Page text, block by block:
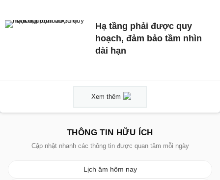
Hạ tầng phải được quy
hoạch, đảm bảo tầm nhìn
dài hạn
Xem thêm
THÔNG TIN HỮU ÍCH
Cập nhật nhanh các thông tin được quan tâm mỗi ngày
Lịch âm hôm nay